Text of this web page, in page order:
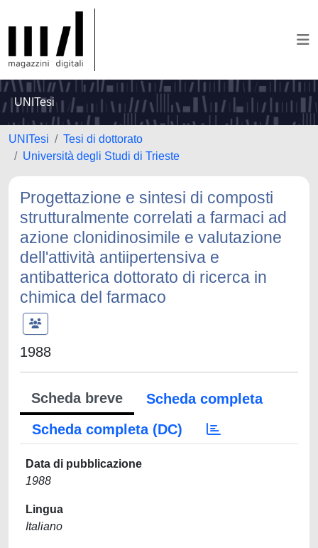
UNITesi
UNITesi
Tesi di dottorato
Università degli Studi di Trieste
Progettazione e sintesi di composti
strutturalmente correlati a farmaci ad
azione clonidinosimile e valutazione
dell'attività antiipertensiva e
antibatterica dottorato di ricerca in
chimica del farmaco
1988
Scheda breve
Scheda completa
Scheda completa (DC)
Data di pubblicazione
1988
Lingua
Italiano